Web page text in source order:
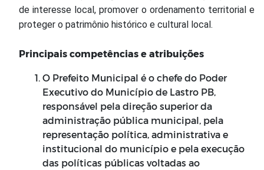
de interesse local, promover o ordenamento territorial e
proteger o patrimônio histórico e cultural local.
Principais competências e atribuições
O Prefeito Municipal é o chefe do Poder
Executivo do Município de Lastro PB,
responsável pela direção superior da
administração pública municipal, pela
representação política, administrativa e
institucional do município e pela execução
das políticas públicas voltadas ao